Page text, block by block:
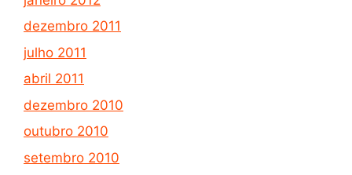
dezembro 2011
julho 2011
abril 2011
dezembro 2010
outubro 2010
setembro 2010